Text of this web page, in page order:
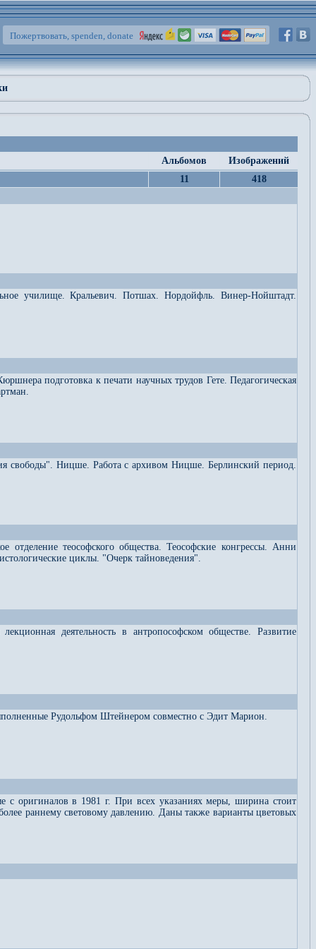
Пожертвовать, spenden, donate
Альбомов
Изображений
11
418
училище. Кральевич. Потшах. Нордойфль. Винер-Нойштадт.
подготовка к печати научных трудов Гете. Педагогическая
свободы". Ницше. Работа с архивом Ницше. Берлинский период.
теософского общества. Теософские конгрессы. Анни
циклы. "Очерк тайноведения".
деятельность в антропософском обществе. Развитие
Рудольфом Штейнером совместно с Эдит Марион.
с оригиналов в 1981 г. При всех указаниях меры, ширина стоит
раннему световому давлению. Даны также варианты цветовых